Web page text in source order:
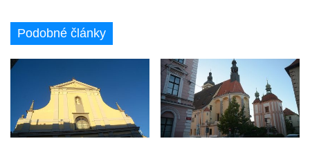
okraji Liběšic
Kostel svaté Kateřiny v Chouči
Kaple svatého Blažeje východně od Lužice
Kostel svatého Augustina v Lužici
Márnice na hřbitově v Lužici
Kostel svatého Martina v Kozlech
Podobné články